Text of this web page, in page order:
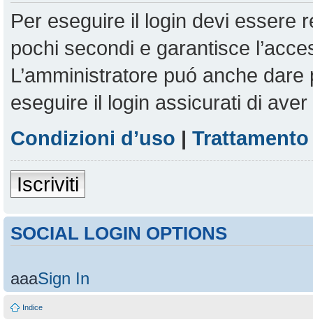
Per eseguire il login devi essere
pochi secondi e garantisce
L’amministratore puó anche
eseguire il login assicurati di
Condizioni d’uso |
Iscriviti
SOCIAL LOGIN OPTIONS
aaaSign In
Indice